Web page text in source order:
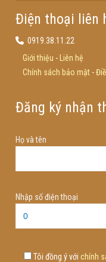
Điện thoại liên
0919.38.11.22
Giới thiệu -
Liên hệ
Chính sách bảo mật-
Đăng ký nhận
Họ và tên
Nhập số điện thoại
Tôi đồng ý với chính